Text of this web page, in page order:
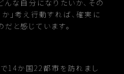
んな自分になりたいか、その
」考え行動すれば、確実に
と感じています。
14か国22都市を訪れまし